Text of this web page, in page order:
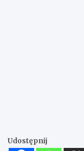
Udostępnij